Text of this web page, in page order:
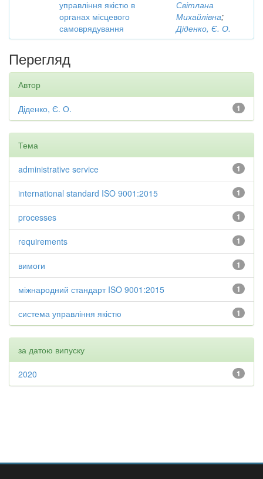
управління якістю в
органах місцевого
самоврядування
Світлана
Михайлівна;
Діденко, Є. О.
Перегляд
Автор
1
Діденко, Є. О.
Тема
1
administrative service
1
international standard ISO 9001:2015
1
processes
1
requirements
1
вимоги
1
міжнародний стандарт ISO 9001:2015
1
система управління якістю
за датою випуску
1
2020